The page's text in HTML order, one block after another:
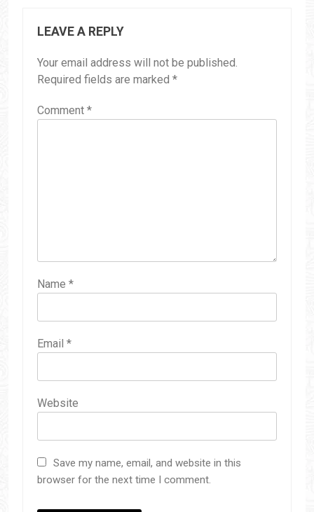
LEAVE A REPLY
Your email address will not be published.
Required fields are marked *
Comment *
Name *
Email *
Website
Save my name, email, and website in this
browser for the next time I comment.